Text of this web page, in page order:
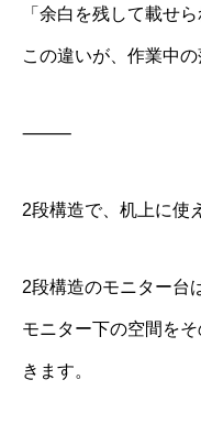
「余白を残して載せら
この違いが、作業中
⸻
2段構造で、机上に使
2段構造のモニター台
モニター下の空間を
きます。